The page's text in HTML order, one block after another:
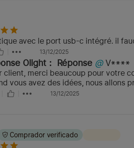
avec le port usb-c intégré. il
13/12/2025
Olight： Réponse @ V****
client, merci beaucoup pour votre
vous avez des idées, nous allons
13/12/2025
Comprador verificado